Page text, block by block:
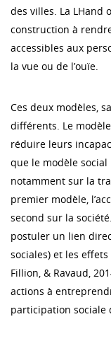
des villes. La LHand
construction à
accessibles aux
la vue ou de l’ouïe.
Ces deux modèles,
différents. Le
réduire leurs
que le modèle social
notamment sur la
premier modèle,
second sur la
postuler un lien
sociales) et les
Fillion, & Ravaud,
actions à
participation sociale